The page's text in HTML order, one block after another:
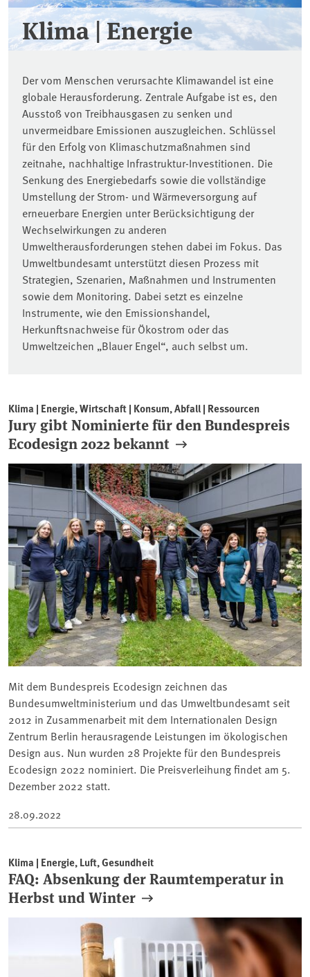
Klima | Energie
Der vom Menschen verursachte Klimawandel ist eine
globale Herausforderung. Zentrale Aufgabe ist es, den
Ausstoß von Treibhausgasen zu senken und
unvermeidbare Emissionen auszugleichen. Schlüssel
für den Erfolg von Klimaschutzmaßnahmen sind
zeitnahe, nachhaltige Infrastruktur-Investitionen. Die
Senkung des Energiebedarfs sowie die vollständige
Umstellung der Strom- und Wärmeversorgung auf
erneuerbare Energien unter Berücksichtigung der
Wechselwirkungen zu anderen
Umweltherausforderungen stehen dabei im Fokus. Das
Umweltbundesamt unterstützt diesen Prozess mit
Strategien, Szenarien, Maßnahmen und Instrumenten
sowie dem Monitoring. Dabei setzt es einzelne
Instrumente, wie den Emissionshandel,
Herkunftsnachweise für Ökostrom oder das
Umweltzeichen „Blauer Engel“, auch selbst um.
Klima | Energie, Wirtschaft | Konsum, Abfall | Ressourcen
Jury gibt Nominierte für den Bundespreis
Ecodesign 2022 bekannt
Mit dem Bundespreis Ecodesign zeichnen das
Bundesumweltministerium und das Umweltbundesamt seit
2012 in Zusammenarbeit mit dem Internationalen Design
Zentrum Berlin herausragende Leistungen im ökologischen
Design aus. Nun wurden 28 Projekte für den Bundespreis
Ecodesign 2022 nominiert. Die Preisverleihung findet am 5.
Dezember 2022 statt.
28.09.2022
Klima | Energie, Luft, Gesundheit
FAQ: Absenkung der Raumtemperatur in
Herbst und Winter